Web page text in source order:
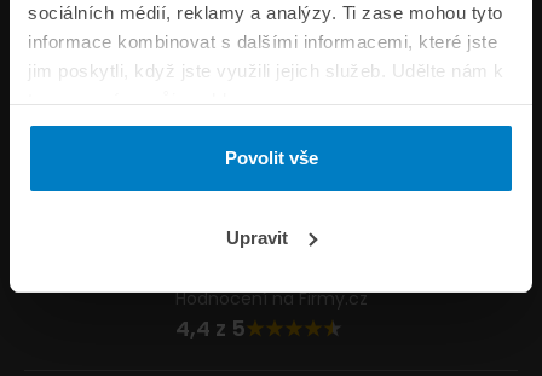
sociálních médií, reklamy a analýzy. Ti zase mohou tyto
informace kombinovat s dalšími informacemi, které jste
jim poskytli, když jste využili jejich služeb. Udělte nám k
tomu prosím svůj souhlas.
Povolit vše
Upravit
Informace
ePojisteni.cz
Formuláře
Napište nám
Hodnocení na Firmy.cz
4,4 z 5